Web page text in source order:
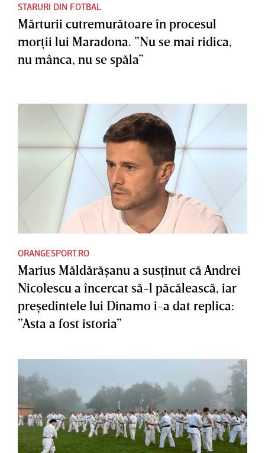
STARURI DIN FOTBAL
Mărturii cutremurătoare în procesul
morţii lui Maradona. ”Nu se mai ridica,
nu mânca, nu se spăla”
ORANGESPORT.RO
Marius Măldărăşanu a susţinut că Andrei
Nicolescu a încercat să-l păcălească, iar
preşedintele lui Dinamo i-a dat replica:
”Asta a fost istoria”